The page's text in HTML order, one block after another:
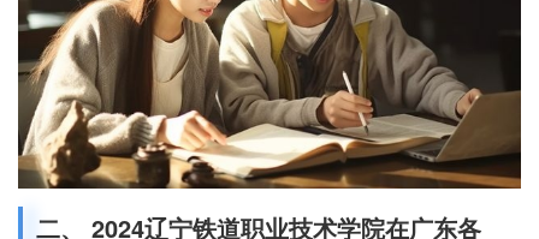
二、 2024辽宁铁道职业技术学院在广东各